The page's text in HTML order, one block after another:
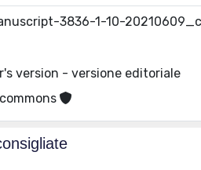
3836-1-10-
version - versione editoriale